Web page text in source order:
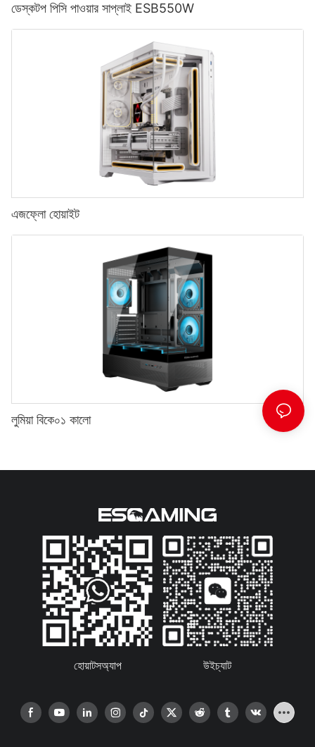
ডেস্কটপ পিসি পাওয়ার সাপ্লাই ESB550W
এজফ্লো হোয়াইট
লুমিয়া বিকে০১ কালো
হোয়াটসঅ্যাপ উইচ্যাট